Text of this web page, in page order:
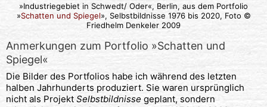
»Industriegebiet in Schwedt/ Oder«, Berlin, aus dem Portfolio
»Schatten und Spiegel», Selbstbildnisse 1976 bis 2020, Foto ©
Friedhelm Denkeler 2009
Anmerkungen zum Portfolio »Schatten und
Spiegel«
Die Bilder des Portfolios habe ich während des letzten
halben Jahrhunderts produziert. Sie waren ursprünglich
nicht als Projekt Selbstbildnisse geplant, sondern